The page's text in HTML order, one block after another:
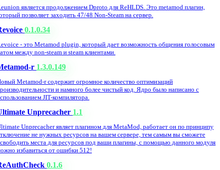
является продолжением Dproto для ReHLDS. Это metamod плагин,
позволяет заходить 47/48 Non-Steam на сервер.
0.1.0.34
- это Metamod plugin, который дает возможность общения голосовым
между non-steam и steam клиентами.
r 1.3.0.149
Metamod-r содержит огромное количество оптимизаций
и намного более чистый код. Ядро было написано с
JIT-компилятора.
Unprecacher 1.1
Unprecacher являет плагином для MetaMod, работает он по принципу
не нужных ресурсов на вашем сервере, тем самым вы сможете
места для ресурсов под ваши плагины, с помощью данного модуля
избавиться от ошибки 512!
0.1.6